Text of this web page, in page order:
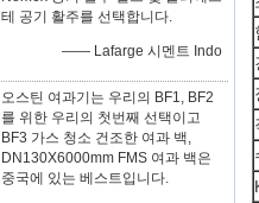
테 공기 활주를 선택합니다.
—— Lafarge 시멘트 Indo
오스틴 여과기는 우리의 BF1, BF2
를 위한 우리의 첫번째 선택이고
BF3 가스 청소 건조한 여과 백,
DN130X6000mm FMS 여과 백은
중국에 있는 베스트입니다.